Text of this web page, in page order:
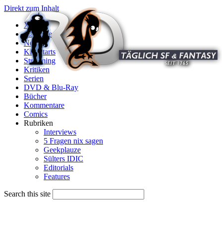
Direkt zum Inhalt
X
Startseite
News
Kinostarts
Streaming
Kritiken
Serien
DVD & Blu-Ray
Bücher
Kommentare
Comics
Rubriken
Interviews
5 Fragen nix sagen
Geekplauze
Sülters IDIC
Editorials
Features
Search this site